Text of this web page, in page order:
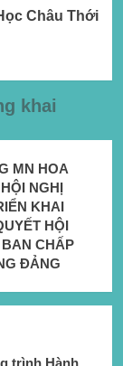
Châu Thới
khai
MN HOA
NGHỊ
KHAI
HỘI
CHẤP
ĐẢNG